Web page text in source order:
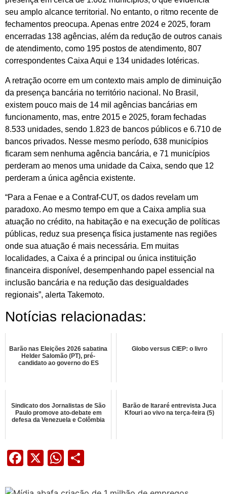
seu amplo alcance territorial. No entanto, o ritmo recente de
fechamentos preocupa. Apenas entre 2024 e 2025, foram
encerradas 138 agências, além da redução de outros canais
de atendimento, como 195 postos de atendimento, 807
correspondentes Caixa Aqui e 134 unidades lotéricas.
A retração ocorre em um contexto mais amplo de diminuição
da presença bancária no território nacional. No Brasil,
existem pouco mais de 14 mil agências bancárias em
funcionamento, mas, entre 2015 e 2025, foram fechadas
8.533 unidades, sendo 1.823 de bancos públicos e 6.710 de
bancos privados. Nesse mesmo período, 638 municípios
ficaram sem nenhuma agência bancária, e 71 municípios
perderam ao menos uma unidade da Caixa, sendo que 12
perderam a única agência existente.
“Para a Fenae e a Contraf-CUT, os dados revelam um
paradoxo. Ao mesmo tempo em que a Caixa amplia sua
atuação no crédito, na habitação e na execução de políticas
públicas, reduz sua presença física justamente nas regiões
onde sua atuação é mais necessária. Em muitas
localidades, a Caixa é a principal ou única instituição
financeira disponível, desempenhando papel essencial na
inclusão bancária e na redução das desigualdades
regionais”, alerta Takemoto.
Notícias relacionadas:
Barão nas Eleições 2026 sabatina
Helder Salomão (PT), pré-
candidato ao governo do ES
Globo versus CIEP: o livro
Sindicato dos Jornalistas de São
Paulo promove ato-debate em
defesa da Venezuela e Colômbia
Barão de Itararé entrevista Juca
Kfouri ao vivo na terça-feira (5)
Facebook
X WhatsApp